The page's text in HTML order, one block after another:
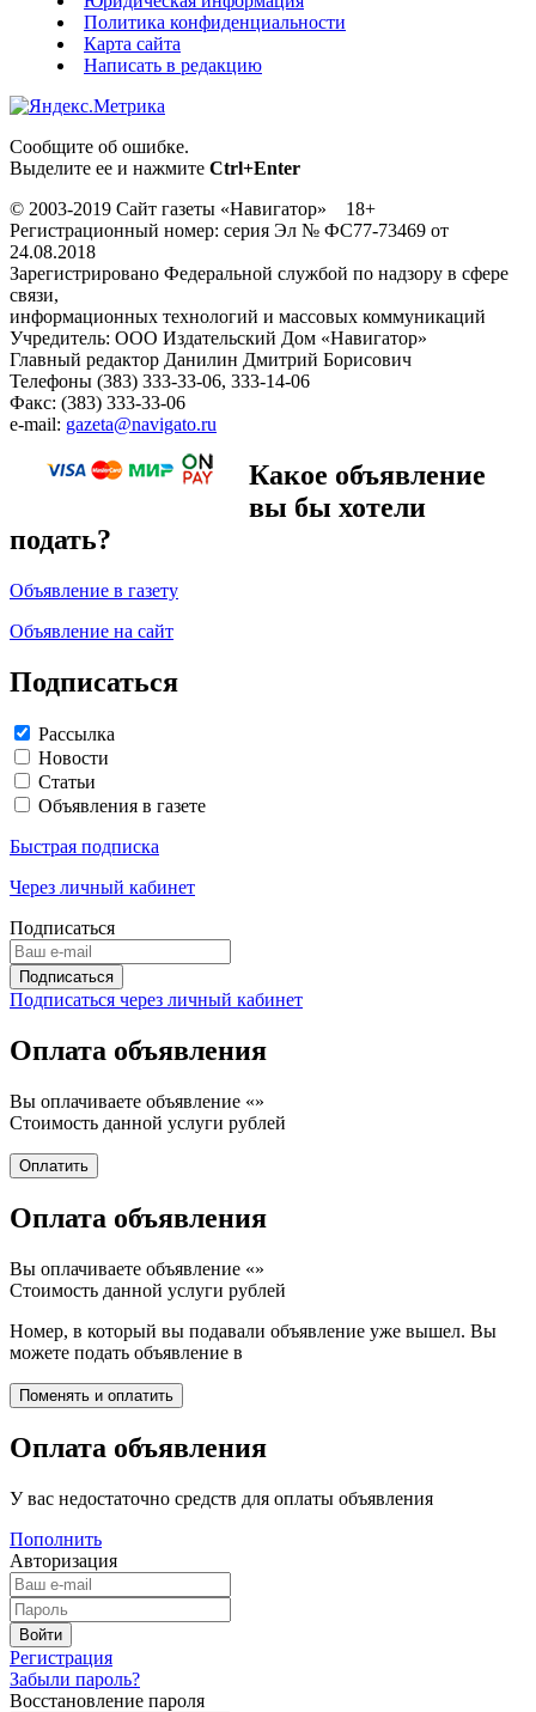
Политика конфиденциальности
Карта сайта
Написать в редакцию
Сообщите об ошибке.
Выделите ее и нажмите Ctrl+Enter
© 2003-2019 Сайт газеты «Навигатор» 18+
Регистрационный номер: серия Эл № ФС77-73469 от
24.08.2018
Зарегистрировано Федеральной службой по надзору в сфере
связи,
информационных технологий и массовых коммуникаций
Учредитель: ООО Издательский Дом «Навигатор»
Главный редактор Данилин Дмитрий Борисович
Телефоны (383) 333-33-06, 333-14-06
Факс: (383) 333-33-06
e-mail: gazeta@navigato.ru
Какое объявление
вы бы хотели
подать?
Объявление в газету
Объявление на сайт
Подписаться
Рассылка
Новости
Статьи
Объявления в газете
Быстрая подписка
Через личный кабинет
Подписаться
Подписаться через личный кабинет
Оплата объявления
Вы оплачиваете объявление «»
Стоимость данной услуги рублей
Оплата объявления
Вы оплачиваете объявление «»
Стоимость данной услуги рублей
Номер, в который вы подавали объявление уже вышел. Вы
можете подать объявление в
Оплата объявления
У вас недостаточно средств для оплаты объявления
Пополнить
Авторизация
Регистрация
Забыли пароль?
Восстановление пароля